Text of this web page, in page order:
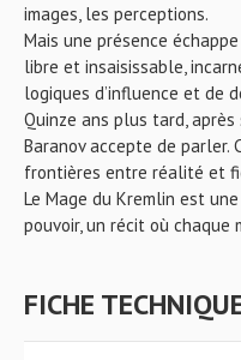
images, les perceptions.
Mais une présence
libre et insaisissable,
logiques d’influence et de
Quinze ans plus tard,
Baranov accepte de parler.
frontières entre réalité et
Le Mage du Kremlin est
pouvoir, un récit où
FICHE